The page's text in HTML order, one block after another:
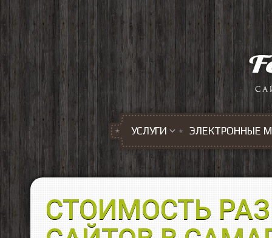
Перейти к основному содержанию
УСЛУГИ ЭЛЕКТРОННЫЕ
СТОИМОСТЬ